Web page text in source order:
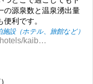
の源泉数と温泉湧出量
利です。
設（ホテル、旅館など）
https://hoshinoresorts.com/ja/hotels/kaibeppu/